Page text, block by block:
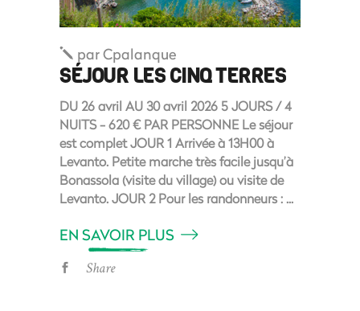
parCpalanque
SÉJOUR LES CINQ TERRES
DU 26 avril AU 30 avril 2026 5 JOURS / 4
NUITS - 620 € PAR PERSONNE Le séjour
est complet JOUR 1 Arrivée à 13H00 à
Levanto. Petite marche très facile jusqu’à
Bonassola (visite du village) ou visite de
Levanto. JOUR 2 Pour les randonneurs :
EN SAVOIR PLUS
Share